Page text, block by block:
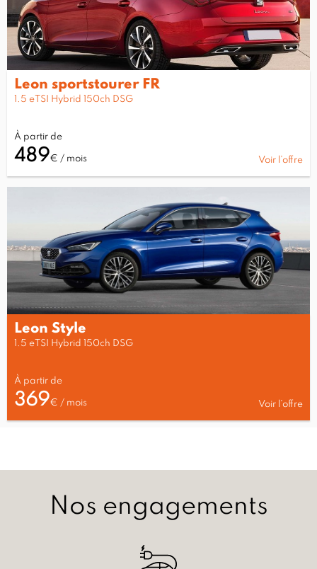
Leon sportstourer FR
1.5 eTSI Hybrid 150ch DSG
À partir de
489€ / mois Voir l’offre
Leon Style
1.5 eTSI Hybrid 150ch DSG
À partir de
369€ / mois Voir l’offre
Nos engagements